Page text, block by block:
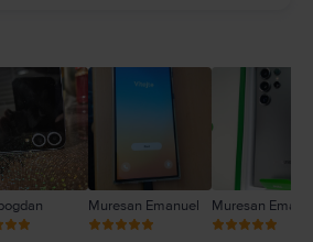
2
1
Muresan Emanuel Muresan